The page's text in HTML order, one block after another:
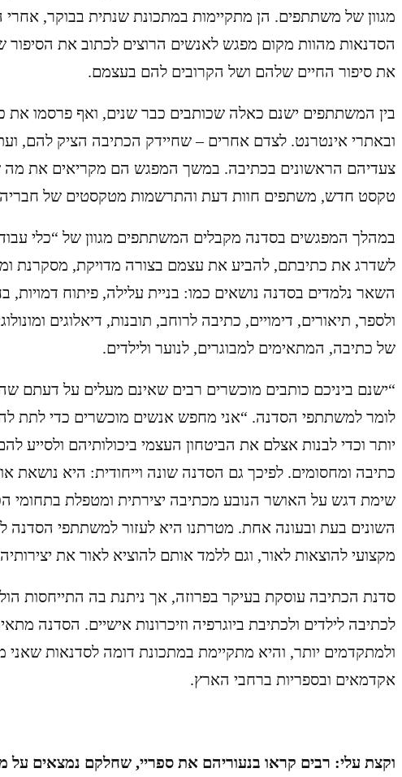
מגוון של משתתפים. הן מתקיימות במתכונת שנתית בבוקר, אחרי
הסדנאות מהוות מקום מפגש לאנשים הרוצים לכתוב את
את סיפור החיים שלהם ושל הקרובים להם בעצמם.
בין המשתתפים ישנם כאלה שכותבים כבר שנים, ואף פרסמו את
ובאתרי אינטרנט. לצדם אחרים – שחיידק הכתיבה הציק להם,
צעדיהם הראשונים בכתיבה. במשך המפגש הם מקריאים את מה
טקסט חדש, משתפים חוות דעת והתרשמות מטקסטים של
במהלך המפגשים בסדנה מקבלים המשתתפים מגוון של “כלי
לשדרג את כתיבתם, להביע את עצמם בצורה מדויקת, מסקרנת
השאר נלמדים בסדנה נושאים כמו: בניית עלילה, פיתוח דמויות,
ולספר, תיאורים, דימויים, כתיבה לרוחב, תובנות, דיאלוגים
של כתיבה, המתאימים למבוגרים, לנוער ולילדים.
“ישנם ביניכם כותבים מוכשרים רבים שאינם מעלים על דעתם
לומר למשתתפי הסדנה. “אני מחפש אנשים מוכשרים כדי לתת
יותר וכדי לבנות אצלם את הביטחון העצמי ביכולותיהם ולסייע
כתיבה ומחסומים. לפיכך גם הסדנה שונה וייחודית: היא נושאת
שימת דגש על האושר הנובע מכתיבה יצירתית ומטפלת בתחומי
השונים בעת ובעונה אחת. מטרתנו היא לעזור למשתתפי הסדנה
מקצועי להוצאות לאור, וגם ללמד אותם להוציא לאור את
סדנת הכתיבה עוסקת בעיקר בפרוזה, אך ניתנת בה התייחסות
לכתיבה לילדים ולכתיבת ביוגרפיה וזיכרונות אישיים. הסדנה
ולמתקדמים יותר, והיא מתקיימת במתכונת דומה לסדנאות שאני
אקדמאים ובספריות ברחבי הארץ.
וקצת עלי: רבים קראו בנעוריהם את ספריי, שחלקם נמצאים על